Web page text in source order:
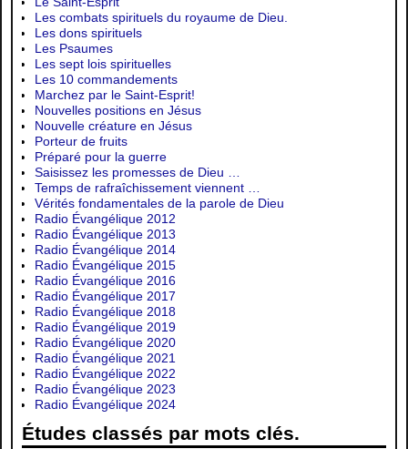
Les combats spirituels du royaume de Dieu.
Les dons spirituels
Les Psaumes
Les sept lois spirituelles
Les 10 commandements
Marchez par le Saint-Esprit!
Nouvelles positions en Jésus
Nouvelle créature en Jésus
Porteur de fruits
Préparé pour la guerre
Saisissez les promesses de Dieu …
Temps de rafraîchissement viennent …
Vérités fondamentales de la parole de Dieu
Radio Évangélique 2012
Radio Évangélique 2013
Radio Évangélique 2014
Radio Évangélique 2015
Radio Évangélique 2016
Radio Évangélique 2017
Radio Évangélique 2018
Radio Évangélique 2019
Radio Évangélique 2020
Radio Évangélique 2021
Radio Évangélique 2022
Radio Évangélique 2023
Radio Évangélique 2024
Études classés par mots clés.